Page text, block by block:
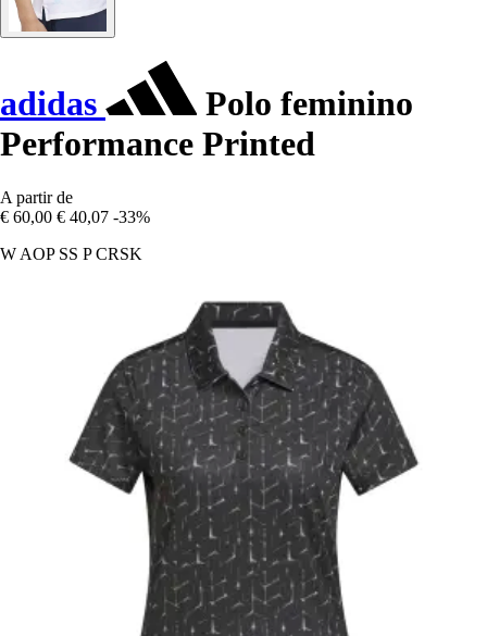
adidas
Polo feminino
Performance Printed
A partir de
€ 60,00 € 40,07 -33%
W AOP SS P CRSK